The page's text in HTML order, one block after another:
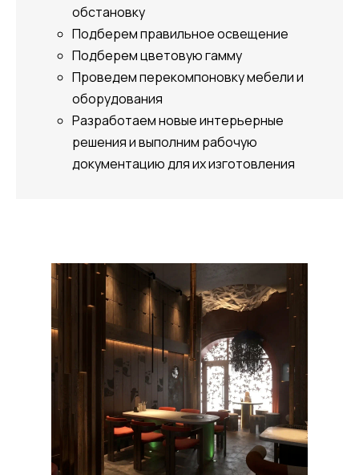
обстановку
Подберем правильное освещение
Подберем цветовую гамму
Проведем перекомпоновку мебели и
оборудования
Разработаем новые интерьерные
решения и выполним рабочую
документацию для их изготовления